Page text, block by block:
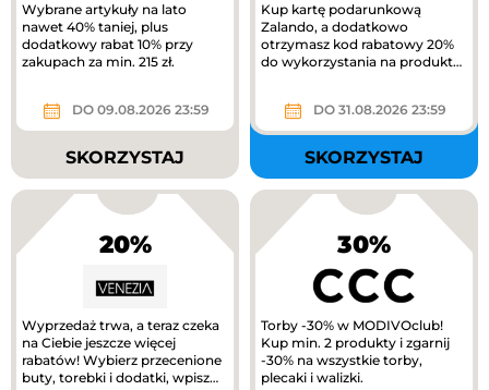
Wybrane artykuły na lato
nawet 40% taniej, plus
dodatkowy rabat 10% przy
zakupach za min. 215 zł.
DO 09.08.2026 23:59
SKORZYSTAJ
Kup kartę podarunkową
Zalando, a dodatkowo
otrzymasz kod rabatowy 20%
do wykorzystania na produkty
DO 31.08.2026 23:59
SKORZYSTAJ
20%
Wyprzedaż trwa, a teraz czeka
na Ciebie jeszcze więcej
rabatów! Wybierz przecenione
buty, torebki i dodatki, wpisz
30%
Torby -30% w MODIVOclub!
Kup min. 2 produkty i zgarnij
-30% na wszystkie torby,
plecaki i walizki.